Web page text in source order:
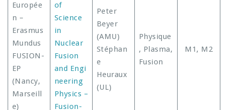
Europée
n –
Erasmus
Mundus
FUSION-
EP
(Nancy,
Marseill
e)
of
Science
in
Nuclear
Fusion
and Engi
neering
Physics –
Fusion-
Peter
Beyer
(AMU)
Stéphan
e
Heuraux
(UL)
Physique
, Plasma,
Fusion
M1, M2